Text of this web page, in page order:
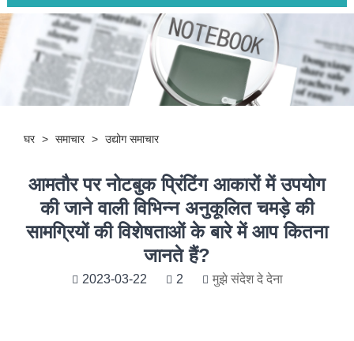
घर > समाचार > उद्योग समाचार
आमतौर पर नोटबुक प्रिंटिंग आकारों में उपयोग
की जाने वाली विभिन्न अनुकूलित चमड़े की
सामग्रियों की विशेषताओं के बारे में आप कितना
जानते हैं?
2023-03-22 2 मुझे संदेश दे देना